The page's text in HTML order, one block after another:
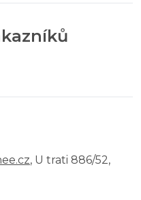
, U trati 886/52,